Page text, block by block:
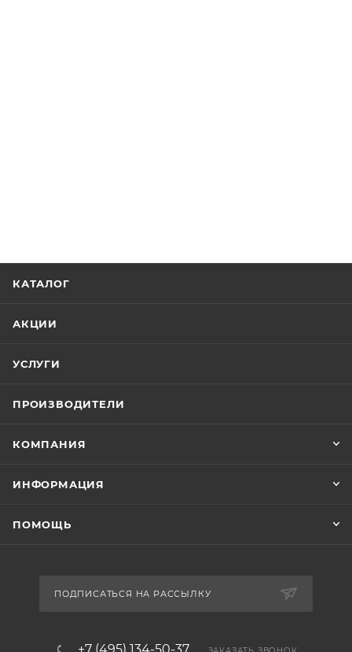
КАТАЛОГ
АКЦИИ
УСЛУГИ
ПРОИЗВОДИТЕЛИ
КОМПАНИЯ
ИНФОРМАЦИЯ
ПОМОЩЬ
ПОДПИСАТЬСЯ НА РАССЫЛКУ